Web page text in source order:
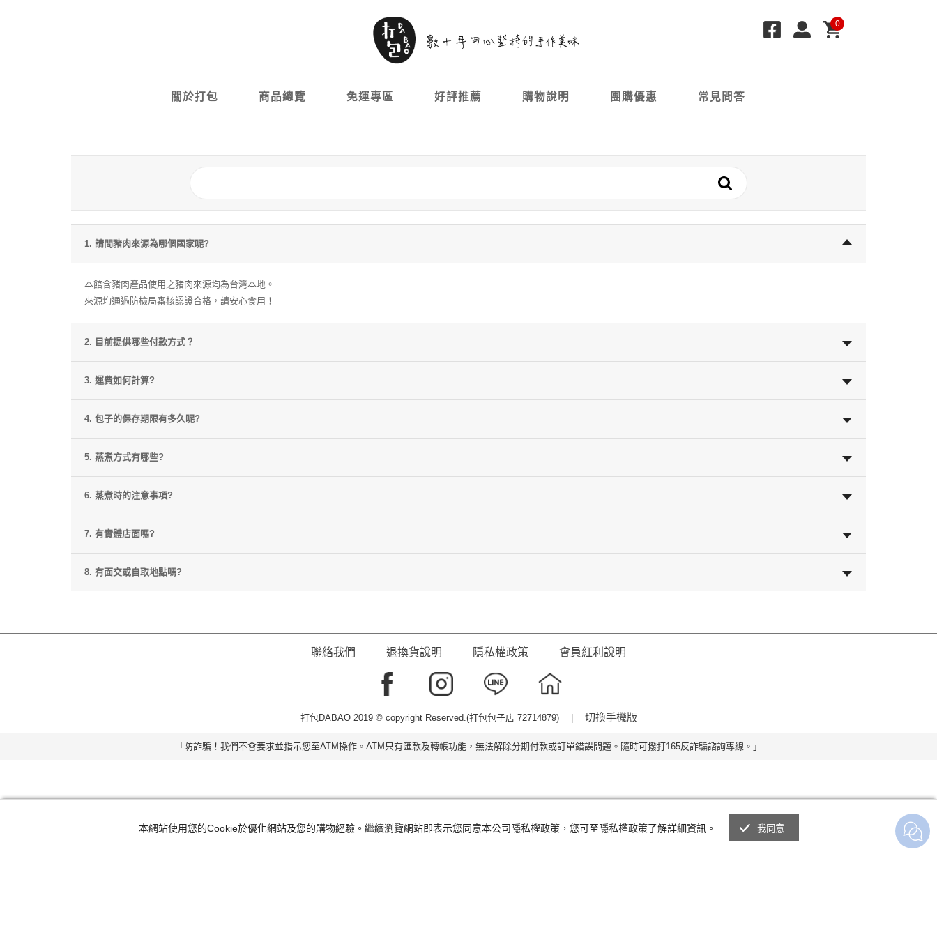
0
關於打包 商品總覽 免運專區 好評推薦 購物說明 團購優惠 常見問答
1. 請問豬肉來源為哪個國家呢?
本館含豬肉產品使用之豬肉來源均為台灣本地。
來源均通過防檢局審核認證合格，請安心食用！
2. 目前提供哪些付款方式？
3. 運費如何計算?
4. 包子的保存期限有多久呢?
5. 蒸煮方式有哪些?
6. 蒸煮時的注意事項?
7. 有實體店面嗎?
8. 有面交或自取地點嗎?
聯絡我們 退換貨說明 隱私權政策 會員紅利說明
打包DABAO 2019 © copyright Reserved.(打包包子店 72714879) | 切換手機版
「防詐騙！我們不會要求並指示您至ATM操作。ATM只有匯款及轉帳功能，無法解除分期付款或訂單錯誤問題。隨時可撥打165反詐騙諮詢專線。」
本網站使用您的Cookie於優化網站及您的購物經驗。繼續瀏覽網站即表示您同意本公司隱私權政策，您可至隱私權政策了解詳細資訊。 我同意